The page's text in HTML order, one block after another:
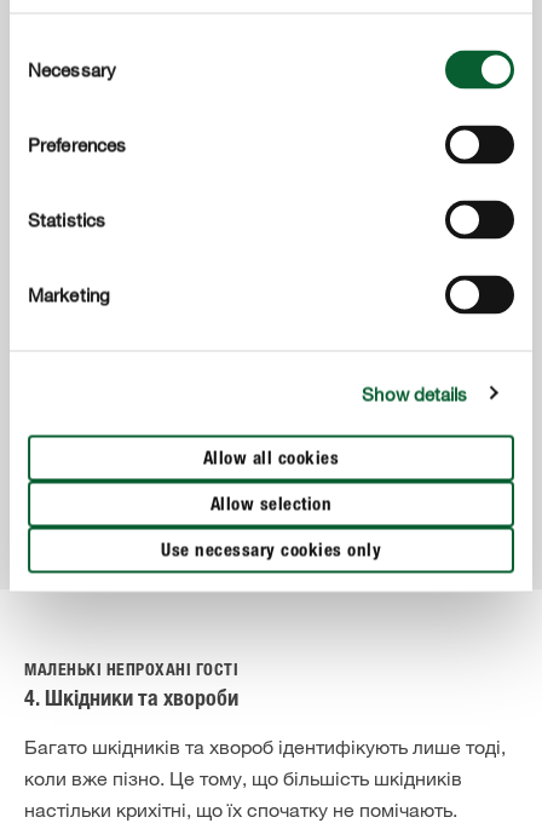
Selection
Necessary
Preferences
Statistics
Marketing
Show details
Allow all cookies
Allow selection
Use necessary cookies only
COMPO Рідке добриво для зелених рослин і
Ідеальне поєднання поживних речовин для
всіх зелених рослин, пальм та папоротей у
кімнаті, на балконі та терасі
ДО ТОВАРУ
МАЛЕНЬКІ НЕПРОХАНІ ГОСТІ
4. Шкідники та хвороби
Багато шкідників та хвороб ідентифікують лише тоді,
коли вже пізно. Це тому, що більшість шкідників
настільки крихітні, що їх спочатку не помічають.